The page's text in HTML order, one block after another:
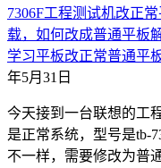
7306F工程测试机改正
载，如何改成普通平板
学习平板改正常普通平
年5月31日
今天接到一台联想的工
是正常系统，型号是tb-
不一样，需要修改为普